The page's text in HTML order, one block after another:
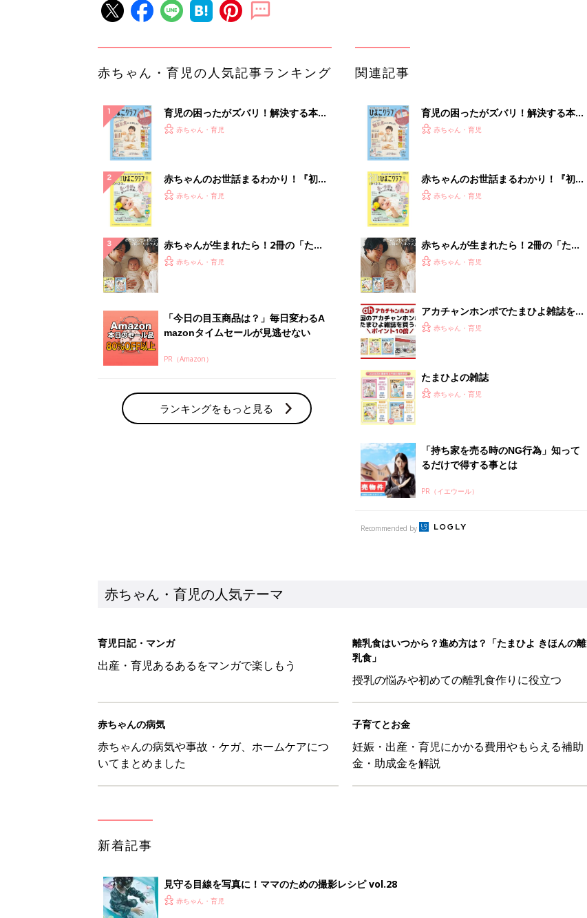
赤ちゃん・育児の人気記事ランキング
育児の困ったがズバリ！解決する本
『ひよこクラブ 秋号』 4カ月～2才
赤ちゃん・育児
赤ちゃんのお世話まるわかり！『初め
てのひよこクラブ 夏号』〈巻頭大特
赤ちゃん・育児
赤ちゃんが生まれたら！2冊の「たま
ひよ」
赤ちゃん・育児
「今日の目玉商品は？」毎日変わるA
mazonタイムセールが見逃せない
PR（Amazon）
ランキングをもっと見る
関連記事
育児の困ったがズバリ！解決する本
『ひよこクラブ 秋号』 4カ月～2才
赤ちゃん・育児
赤ちゃんのお世話まるわかり！『初め
てのひよこクラブ 夏号』〈巻頭大特
赤ちゃん・育児
赤ちゃんが生まれたら！2冊の「たま
ひよ」
赤ちゃん・育児
アカチャンホンポでたまひよ雑誌を買
うとポイント10倍【期間限定】
赤ちゃん・育児
たまひよの雑誌
赤ちゃん・育児
「持ち家を売る時のNG行為」知って
るだけで得する事とは
PR（イエウール）
Recommended by
赤ちゃん・育児の人気テーマ
育児日記・マンガ
出産・育児あるあるをマンガで楽しもう
離乳食はいつから？進め方は？「たまひよ きほんの離
乳食」
授乳の悩みや初めての離乳食作りに役立つ
赤ちゃんの病気
赤ちゃんの病気や事故・ケガ、ホームケアにつ
いてまとめました
子育てとお金
妊娠・出産・育児にかかる費用やもらえる補助
金・助成金を解説
新着記事
見守る目線を写真に！ママのための撮影レシピ vol.28
赤ちゃん・育児